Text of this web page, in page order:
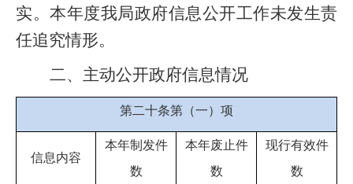
实。本年度我局政府信息公开工作未发生责
任追究情形。
二、主动公开政府信息情况
第二十条第（一）项
信息内容
本年制发件
数
本年废止件
数
现行有效件
数